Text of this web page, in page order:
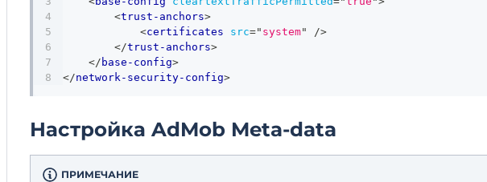
<trust-anchors>
<certificates src=" system"
/>
</trust-anchors>
</ base-config>
</network-security-config>
Настройка AdMob Meta-data
ПРИМЕЧАНИЕ